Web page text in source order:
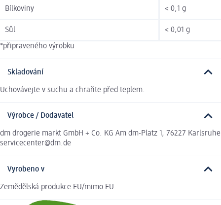
Bílkoviny < 0,1 g
Sůl < 0,01 g
*připraveného výrobku
Skladování
Uchovávejte v suchu a chraňte před teplem.
Výrobce / Dodavatel
dm drogerie markt GmbH + Co. KG Am dm-Platz 1, 76227 Karlsruhe
servicecenter@dm.de
Vyrobeno v
Zemědělská produkce EU/mimo EU.